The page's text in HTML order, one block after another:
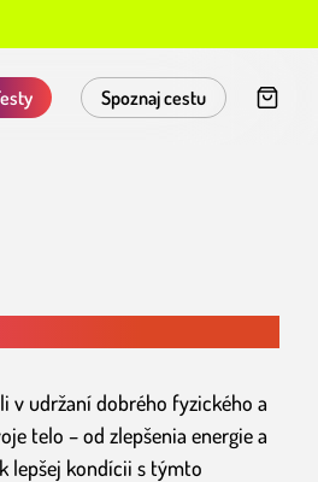
Spoznaj cestu
v udržaní dobrého fyzického a
telo – od zlepšenia energie a
lepšej kondícii s týmto